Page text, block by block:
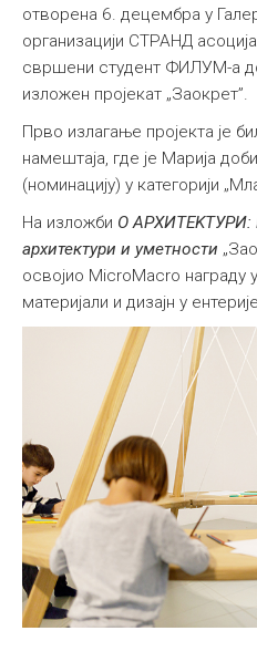
отворена 6. децембра у
организацији СТРАНД
свршени студент ФИЛУМ-а
изложен пројекат „Заокрет”.
Прво излагање пројекта је
намештаја, где је Марија
(номинацију) у категорији
На изложби О АРХИТЕKТУРИ:
архитектури и уметности
освојио MicroMacro награду
материјали и дизајн у